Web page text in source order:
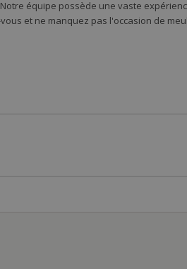
équipe possède une vaste
et ne manquez pas l'occasion de